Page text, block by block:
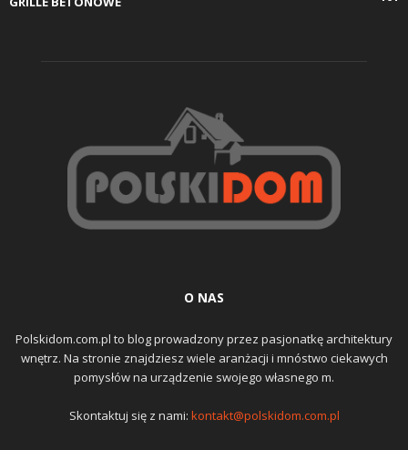
O NAS
Polskidom.com.pl to blog prowadzony przez pasjonatkę architektury
wnętrz. Na stronie znajdziesz wiele aranżacji i mnóstwo ciekawych
pomysłów na urządzenie swojego własnego m.
Skontaktuj się z nami: kontakt@polskidom.com.pl